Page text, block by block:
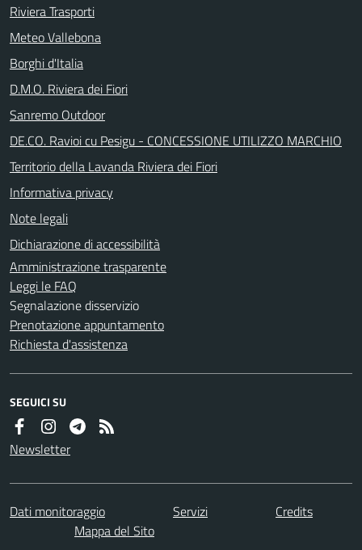
Riviera Trasporti
Meteo Vallebona
Borghi d'Italia
D.M.O. Riviera dei Fiori
Sanremo Outdoor
DE.CO. Ravioi cu Pesigu - CONCESSIONE UTILIZZO MARCHIO
Territorio della Lavanda Riviera dei Fiori
Informativa privacy
Note legali
Dichiarazione di accessibilità
Amministrazione trasparente
Leggi le FAQ
Segnalazione disservizio
Prenotazione appuntamento
Richiesta d'assistenza
SEGUICI SU
Newsletter
Dati monitoraggio Servizi
Credits
Mappa del Sito